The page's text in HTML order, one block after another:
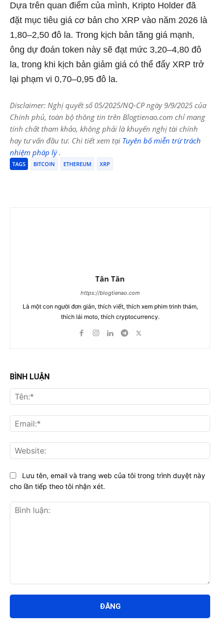
Dựa trên quan điểm của mình, Kripto Holder đã
đặt mục tiêu giá cơ bản cho XRP vào năm 2026 là
1,80–2,50 đô la. Trong kịch bản tăng giá mạnh,
ông dự đoán token này sẽ đạt mức 3,20–4,80 đô
la, trong khi kịch bản giảm giá có thể đẩy XRP trở
lại phạm vi 0,70–0,95 đô la.
Disclaimer: Nghị quyết số 05/2025/NQ-CP ngày 9/9/2025 của
Chính phủ, toàn bộ thông tin trên Blogtienao.com chỉ mang
tính chất tham khảo, không phải là khuyến nghị tài chính
hay tư vấn đầu tư. Chi tiết xem tại Tuyên bố miễn trừ trách
nhiệm pháp lý.
TAGS BITCOIN ETHEREUM XRP
Tân Tân
https://blogtienao.com
Là một con người đơn giản, thích viết, thích xem phim trinh thám,
thích lái moto, thích cryptocurrency.
BÌNH LUẬN
luận:
Lưu tên, email và trang web của tôi trong trình duyệt này
cho lần tiếp theo tôi nhận xét.